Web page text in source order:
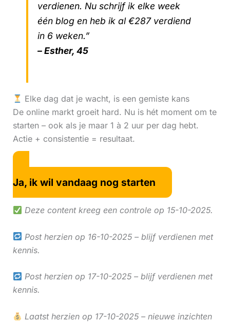
verdienen. Nu schrijf ik elke week
één blog en heb ik al €287 verdiend
in 6 weken.”
– Esther, 45
Elke dag dat je wacht, is een gemiste kans
De online markt groeit hard. Nu is hét moment om te
starten – ook als je maar 1 à 2 uur per dag hebt.
Actie + consistentie = resultaat.
Ja, ik wil vandaag nog starten
Deze content kreeg een controle op 15-10-2025.
Post herzien op 16-10-2025 – blijf verdienen met
kennis.
Post herzien op 17-10-2025 – blijf verdienen met
kennis.
Laatst herzien op 17-10-2025 – nieuwe inzichten